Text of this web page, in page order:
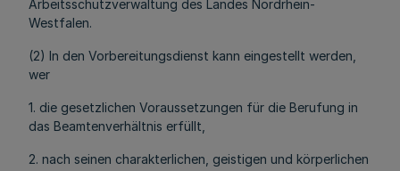
Arbeitsschutzverwaltung des Landes Nordrhein-
Westfalen.
(2) In den Vorbereitungsdienst kann eingestellt werden,
wer
1. die gesetzlichen Voraussetzungen für die Berufung in
das Beamtenverhältnis erfüllt,
2. nach seinen charakterlichen, geistigen und körperlichen